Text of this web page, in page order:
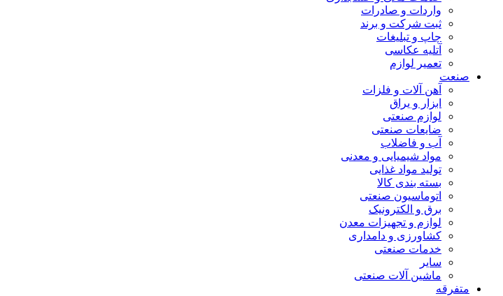
واردات و صادرات
ثبت شرکت و برند
چاپ و تبلیغات
آتلیه عکاسی
تعمیر لوازم
صنعت
آهن آلات و فلزات
ابزار و یراق
لوازم صنعتی
ضایعات صنعتی
آب و فاضلاب
مواد شیمیایی و معدنی
تولید مواد غذایی
بسته بندی کالا
اتوماسیون صنعتی
برق و الکترونیک
لوازم و تجهیزات معدن
کشاورزی و دامداری
خدمات صنعتی
سایر
ماشین آلات صنعتی
متفرقه